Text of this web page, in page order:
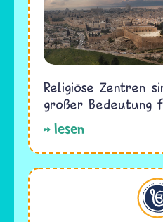
Religiöse Zentren
großer Bedeutung
lesen